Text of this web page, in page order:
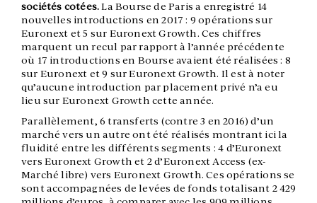
sociétés cotées.La Bourse de Paris a enregistré 14
nouvelles introductions en 2017 : 9 opérations sur
Euronext et 5 sur Euronext Growth. Ces chiffres
marquent un recul par rapport à l’année précédente
où 17 introductions en Bourse avaient été réalisées : 8
sur Euronext et 9 sur Euronext Growth. Il est à noter
qu’aucune introduction par placement privé n’a eu
lieu sur Euronext Growth cette année.
Parallèlement, 6 transferts (contre 3 en 2016) d’un
marché vers un autre ont été réalisés montrant ici la
fluidité entre les différents segments : 4 d’Euronext
vers Euronext Growth et 2 d’Euronext Access (ex-
Marché libre) vers Euronext Growth. Ces opérations se
sont accompagnées de levées de fonds totalisant 2 429